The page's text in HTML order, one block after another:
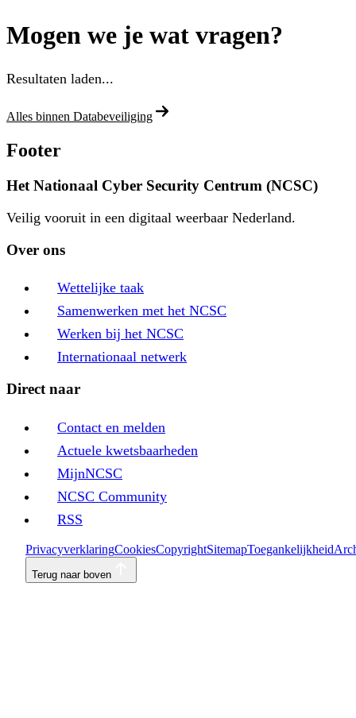
Mogen we je wat vragen?
Resultaten laden...
Alles binnen Databeveiliging
Footer
Het Nationaal Cyber Security Centrum (NCSC)
Veilig vooruit in een digitaal weerbaar Nederland.
Over ons
Wettelijke taak
Samenwerken met het NCSC
Werken bij het NCSC
Internationaal netwerk
Direct naar
Contact en melden
Actuele kwetsbaarheden
MijnNCSC
NCSC Community
RSS
PrivacyverklaringCookiesCopyrightSitemapToegankelijkheid
Terug naar boven